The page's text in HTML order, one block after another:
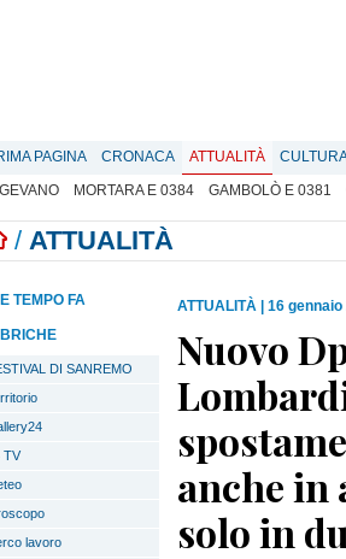
PAGINA CRONACA ATTUALITÀ
MORTARA E 0384 GAMBOLÒ E 0381
/ ATTUALITÀ
TEMPO FA
DI SANREMO
TV
lavoro
ATTUALITÀ 16
Nuovo
anche in
solo in